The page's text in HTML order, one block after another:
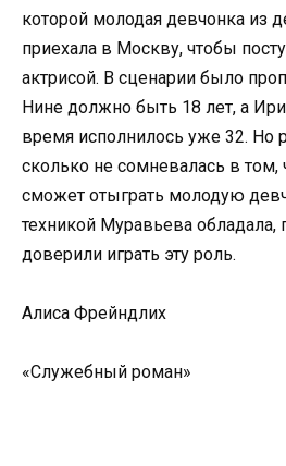
которой молодая девчонка из
приехала в Москву, чтобы
актрисой. В сценарии было
Нине должно быть 18 лет, а
время исполнилось уже 32. Но
сколько не сомневалась в том,
сможет отыграть молодую
техникой Муравьева обладала,
доверили играть эту роль.
Алиса Фрейндлих
«Служебный роман»